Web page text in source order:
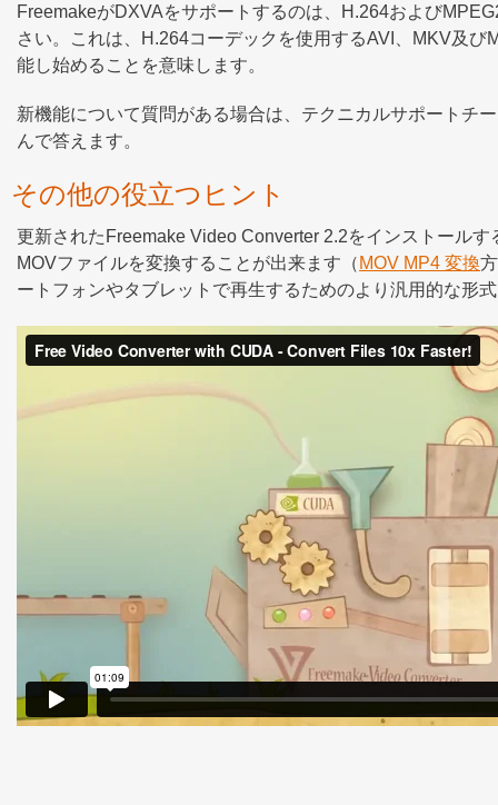
FreemakeがDXVAをサポートするのは、H.264および
さい。これは、H.264コーデックを使用するAVI、MKV及
能し始めることを意味します。
新機能について質問がある場合は、テクニカルサポートチ
んで答えます。
その他の役立つヒント
更新されたFreemake Video Converter 2.2をインストール
MOVファイルを変換することが出来ます（ MOV MP4 変換
ートフォンやタブレットで再生するためのより汎用的な形